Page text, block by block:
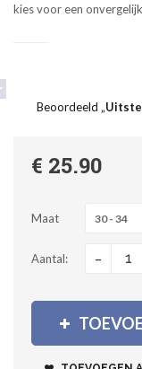
kies voor een
Beoordeeld „
€ 25.90
Maat 30 - 34
Aantal: -